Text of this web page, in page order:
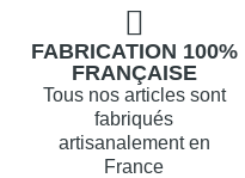
FABRICATION 100%
FRANÇAISE
Tous nos articles sont
fabriqués
artisanalement en
France